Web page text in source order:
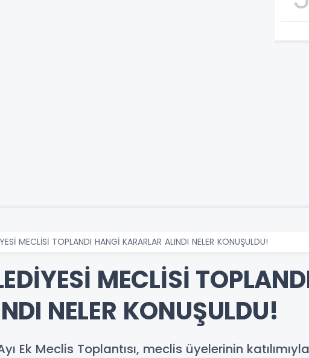
MECLİSİ TOPLANDI HANGİ KARARLAR ALINDI NELER KONUŞULDU!
MECLİSİ
NELER KONUŞULDU!
Ek Meclis Toplantısı, meclis üyelerinin